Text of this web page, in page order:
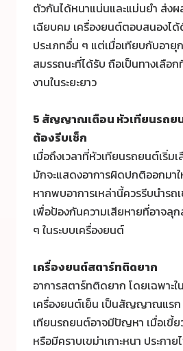
ตัวกันได้หนาแน่นและแม่นยำ ส่งผ
เฉียบคม เครื่องยนต์ตอบสนองได้
ประเภทอื่น ๆ แต่เมื่อเทียบกับอายุ
สมรรถนะที่ได้รับ ถือเป็นทางเลือ
งานในระยะยาว
5 สัญญาณเตือน หัวเทียนรถย
ต้องรีบเช็ก
เมื่อถึงเวลาที่หัวเทียนรถยนต์เริ่
มักจะแสดงอาการผิดปกติออกมา
หากพบอาการเหล่านี้ควรรีบนำรถ
เพื่อป้องกันความเสียหายที่อาจลุ
ๆ ในระบบเครื่องยนต์
เครื่องยนต์สตาร์ทติดยาก
อาการสตาร์ทติดยาก โดยเฉพาะ
เครื่องยนต์เย็น เป็นสัญญาณแรก
เทียนรถยนต์อาจมีปัญหา เมื่อเขี้
หรือมีคราบเขม่าเกาะหนา ประกา